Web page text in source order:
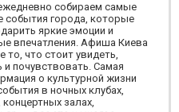
собираем самые
события города, которые
яркие эмоции и
впечатления. Афиша Киева
то, что стоит увидеть,
и почувствовать. Самая
о культурной жизни
в ночных клубах,
концертных залах,